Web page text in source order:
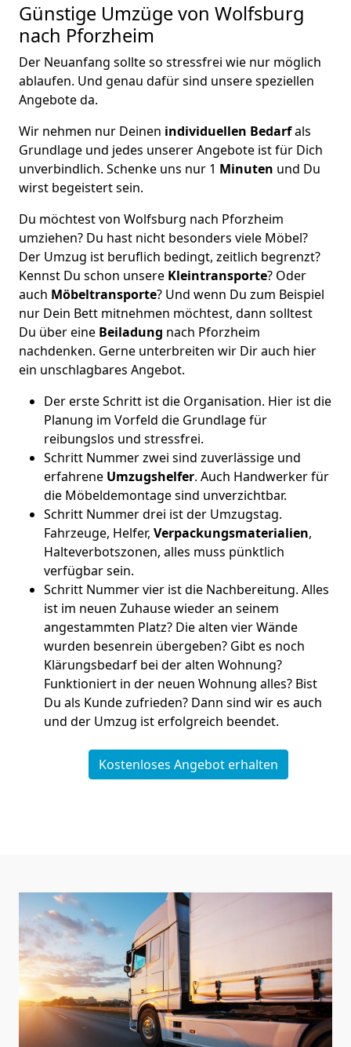
Günstige Umzüge von Wolfsburg
nach Pforzheim
Der Neuanfang sollte so stressfrei wie nur möglich
ablaufen. Und genau dafür sind unsere speziellen
Angebote da.
Wir nehmen nur Deinen individuellen Bedarfals
Grundlage und jedes unserer Angebote ist für Dich
unverbindlich. Schenke uns nur 1 Minuten und Du
wirst begeistert sein.
Du möchtest von Wolfsburg nach Pforzheim
umziehen? Du hast nicht besonders viele Möbel?
Der Umzug ist beruflich bedingt, zeitlich begrenzt?
Kennst Du schon unsere Kleintransporte? Oder
auch Möbeltransporte? Und wenn Du zum Beispiel
nur Dein Bett mitnehmen möchtest, dann solltest
Du über eine Beiladung nach Pforzheim
nachdenken. Gerne unterbreiten wir Dir auch hier
ein unschlagbares Angebot.
Der erste Schritt ist die Organisation. Hier ist die
Planung im Vorfeld die Grundlage für
reibungslos und stressfrei.
Schritt Nummer zwei sind zuverlässige und
erfahrene Umzugshelfer. Auch Handwerker für
die Möbeldemontage sind unverzichtbar.
Schritt Nummer drei ist der Umzugstag.
Fahrzeuge, Helfer, Verpackungsmaterialien,
Halteverbotszonen, alles muss pünktlich
verfügbar sein.
Schritt Nummer vier ist die Nachbereitung. Alles
ist im neuen Zuhause wieder an seinem
angestammten Platz? Die alten vier Wände
wurden besenrein übergeben? Gibt es noch
Klärungsbedarf bei der alten Wohnung?
Funktioniert in der neuen Wohnung alles? Bist
Du als Kunde zufrieden? Dann sind wir es auch
und der Umzug ist erfolgreich beendet.
Kostenloses Angebot erhalten